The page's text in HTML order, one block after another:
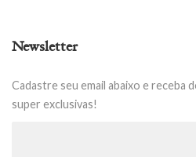
Newsletter
Cadastre seu email abaixo e receba
super exclusivas!